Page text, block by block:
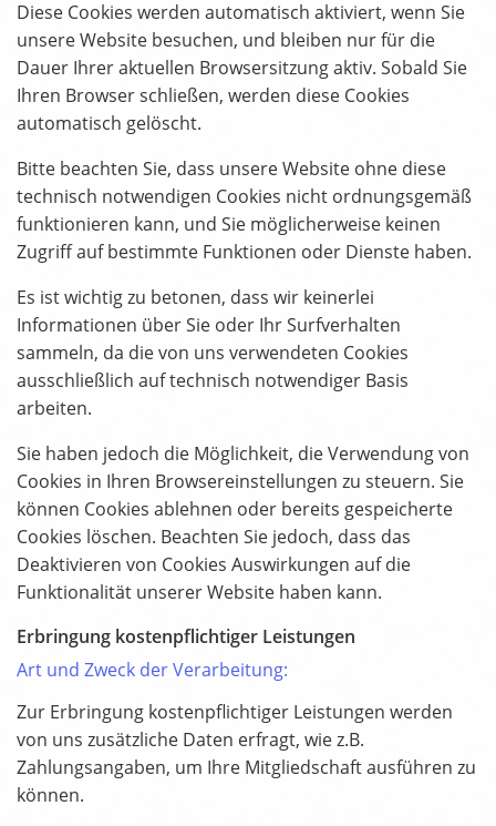
Diese Cookies werden automatisch aktiviert, wenn Sie
unsere Website besuchen, und bleiben nur für die
Dauer Ihrer aktuellen Browsersitzung aktiv. Sobald Sie
Ihren Browser schließen, werden diese Cookies
automatisch gelöscht.
Bitte beachten Sie, dass unsere Website ohne diese
technisch notwendigen Cookies nicht ordnungsgemäß
funktionieren kann, und Sie möglicherweise keinen
Zugriff auf bestimmte Funktionen oder Dienste haben.
Es ist wichtig zu betonen, dass wir keinerlei
Informationen über Sie oder Ihr Surfverhalten
sammeln, da die von uns verwendeten Cookies
ausschließlich auf technisch notwendiger Basis
arbeiten.
Sie haben jedoch die Möglichkeit, die Verwendung von
Cookies in Ihren Browsereinstellungen zu steuern. Sie
können Cookies ablehnen oder bereits gespeicherte
Cookies löschen. Beachten Sie jedoch, dass das
Deaktivieren von Cookies Auswirkungen auf die
Funktionalität unserer Website haben kann.
Erbringung kostenpflichtiger Leistungen
Art und Zweck der Verarbeitung:
Zur Erbringung kostenpflichtiger Leistungen werden
von uns zusätzliche Daten erfragt, wie z.B.
Zahlungsangaben, um Ihre Mitgliedschaft ausführen zu
können.